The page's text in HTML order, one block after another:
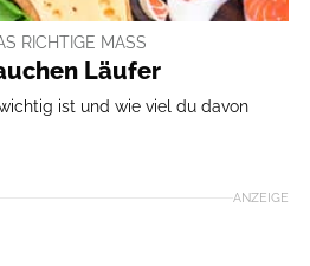
RICHTIGE MASS
Läufer
ist und wie viel du davon
ANZEIGE